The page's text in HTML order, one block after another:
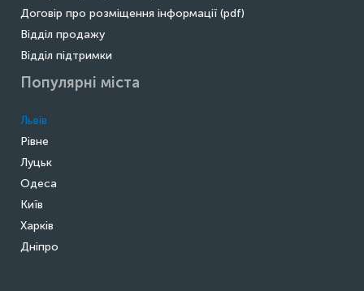
Договір про розміщення інформації (pdf)
Відділ продажу
Відділ підтримки
Популярні міста
Львів
Рівне
Луцьк
Одеса
Київ
Харків
Дніпро